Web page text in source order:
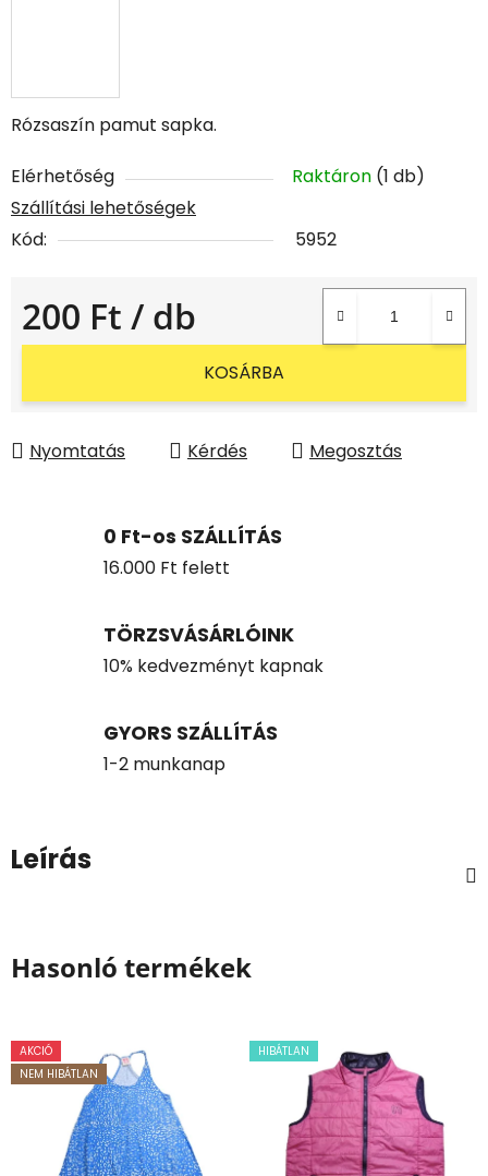
Rózsaszín pamut sapka.
Elérhetőség Raktáron (1 db)
Szállítási lehetőségek
Kód:
5952
200 Ft / db
Egységár:
KOSÁRBA
Nyomtatás Kérdés Megosztás
0 Ft-os SZÁLLÍTÁS
16.000 Ft felett
TÖRZSVÁSÁRLÓINK
10% kedvezményt kapnak
GYORS SZÁLLÍTÁS
1-2 munkanap
Leírás
Hasonló termékek
AKCIÓ
NEM HIBÁTLAN
HIBÁTLAN